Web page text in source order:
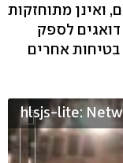
ואינן מתוחזקות
לספק
אחרים
hlsjs-lite: